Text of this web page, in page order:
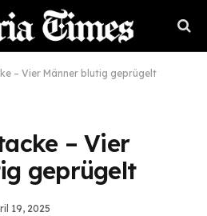
– Vier Männer blutig geprügelt
– Vier
geprügelt
19, 2025